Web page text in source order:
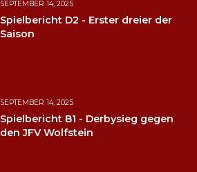
SEPTEMBER 14, 2025
Spielbericht D2 - Erster dreier der
Saison
SEPTEMBER 14, 2025
Spielbericht B1 - Derbysieg gegen
den JFV Wolfstein